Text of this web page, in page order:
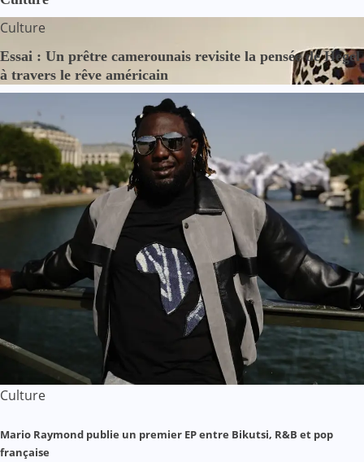
Culture
Essai : Un prêtre camerounais revisite la pensée de Hegel
à travers le rêve américain
Culture
Mario Raymond publie un premier EP entre Bikutsi, R&B et pop
française